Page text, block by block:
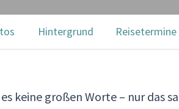
Hintergrund Reisetermine
keine großen Worte – nur das